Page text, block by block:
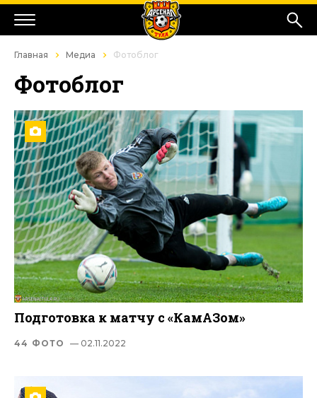
Главная Медиа Фотоблог
Фотоблог
Подготовка к матчу с «КамАЗом»
44 ФОТО — 02.11.2022